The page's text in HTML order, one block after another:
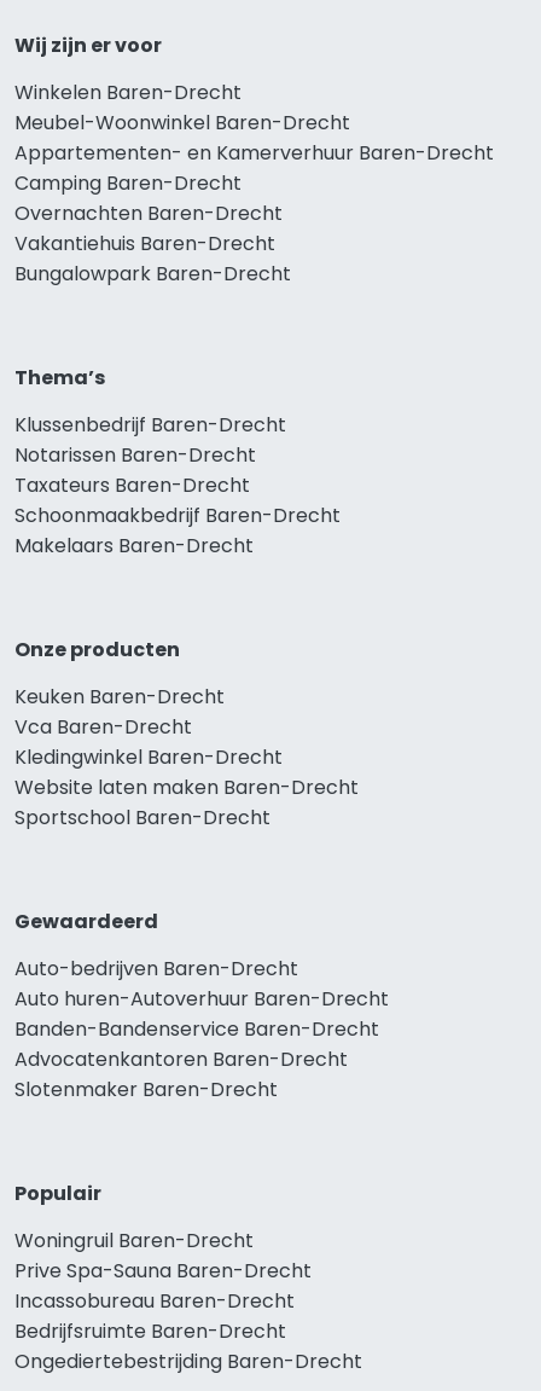
Wij zijn er voor
Winkelen Baren-Drecht
Meubel-Woonwinkel Baren-Drecht
Appartementen- en Kamerverhuur Baren-Drecht
Camping Baren-Drecht
Overnachten Baren-Drecht
Vakantiehuis Baren-Drecht
Bungalowpark Baren-Drecht
Thema’s
Klussenbedrijf Baren-Drecht
Notarissen Baren-Drecht
Taxateurs Baren-Drecht
Schoonmaakbedrijf Baren-Drecht
Makelaars Baren-Drecht
Onze producten
Keuken Baren-Drecht
Vca Baren-Drecht
Kledingwinkel Baren-Drecht
Website laten maken Baren-Drecht
Sportschool Baren-Drecht
Gewaardeerd
Auto-bedrijven Baren-Drecht
Auto huren-Autoverhuur Baren-Drecht
Banden-Bandenservice Baren-Drecht
Advocatenkantoren Baren-Drecht
Slotenmaker Baren-Drecht
Populair
Woningruil Baren-Drecht
Prive Spa-Sauna Baren-Drecht
Incassobureau Baren-Drecht
Bedrijfsruimte Baren-Drecht
Ongediertebestrijding Baren-Drecht